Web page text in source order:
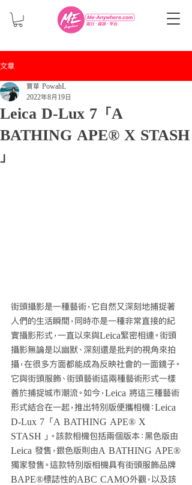
文章
Leica D-Lux 7 「A
BATHING APE® X STASH
」
寶華 PowahL
2022年8月19日
街頭攝影是一種藝術，它自然又深刻地捕捉著
人們的生活瞬間，同時亦是一種非常直接的紀
實攝影形式，一直以來與Leica緊密相連。街頭
攝影無論是以幽默、深刻還是批判的視角來拍
攝，在很多方面都能成為反映社會的一面鏡子。
它與街頭服飾、街頭藝術這兩種藝術形式一樣
善於捕捉城市潮流。如今，Leica 將這三種藝術
形式結合在一起，推出特別版便攜相機：Leica
D-Lux 7 「A BATHING APE® X
STASH 」。該款相機包括兩個版本：黑色版由
Leica 發售，銀色版則由A BATHING APE®
獨家發售。這款特別版相機具有街頭服飾品牌
BAPE®標誌性的ABC CAMO外觀，以及該